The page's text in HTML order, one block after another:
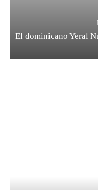
El dominicano Yeral